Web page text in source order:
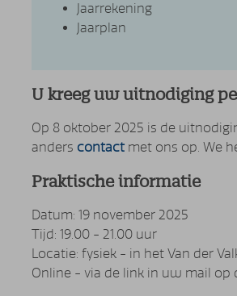
Jaarrekening
Jaarplan
U kreeg uw uitnodiging
Op 8 oktober 2025 is de
anders contact met ons op. We
Praktische informatie
Datum: 19 november 2025
Tijd: 19.00 - 21.00 uur
Locatie: fysiek - in het Van der
Online - via de link in uw mail op